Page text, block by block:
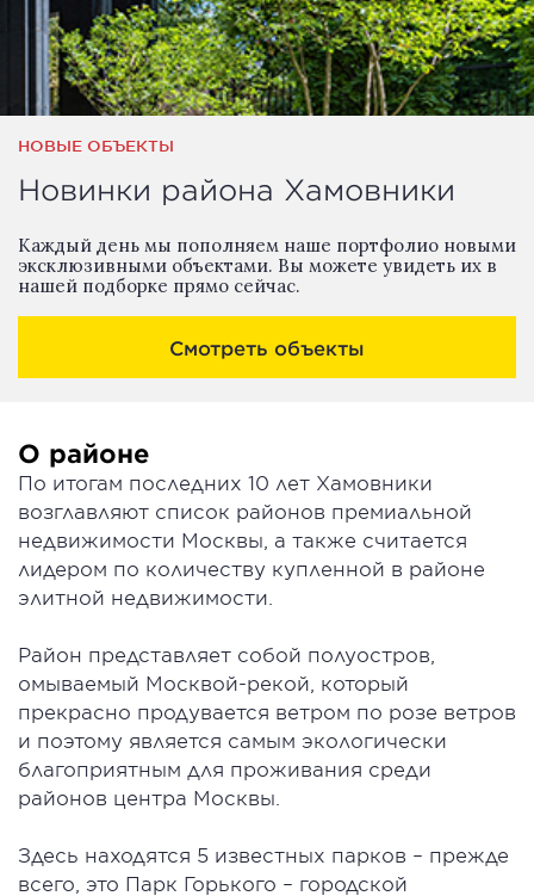
НОВЫЕ ОБЪЕКТЫ
Новинки района Хамовники
Каждый день мы пополняем наше портфолио новыми
эксклюзивными объектами. Вы можете увидеть их в
нашей подборке прямо сейчас.
Смотреть объекты
О районе
По итогам последних 10 лет Хамовники
возглавляют список районов премиальной
недвижимости Москвы, а также считается
лидером по количеству купленной в районе
элитной недвижимости.
Район представляет собой полуостров,
омываемый Москвой-рекой, который
прекрасно продувается ветром по розе ветров
и поэтому является самым экологически
благоприятным для проживания среди
районов центра Москвы.
Здесь находятся 5 известных парков – прежде
всего, это Парк Горького – городской